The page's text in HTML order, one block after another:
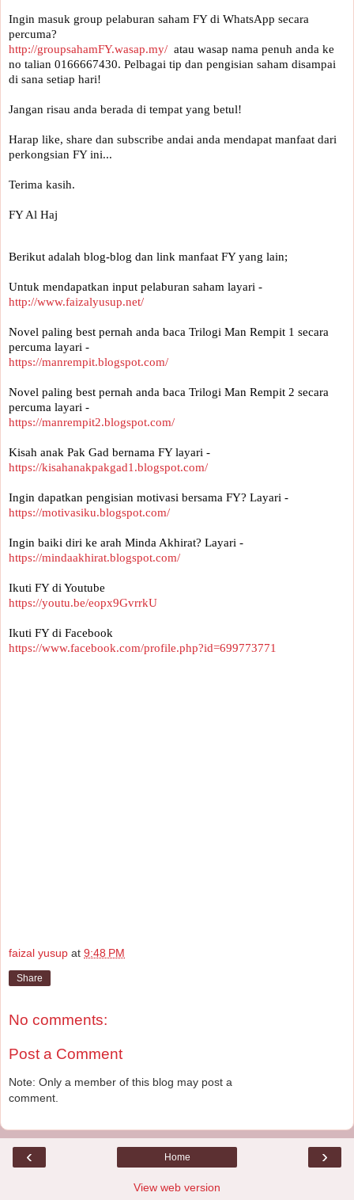
Ingin masuk group pelaburan saham FY di WhatsApp secara
percuma?
http://groupsahamFY.wasap.my/
  atau wasap nama penuh anda ke
no talian 0166667430. Pelbagai tip dan pengisian saham disampai
di sana setiap hari!
Jangan risau anda berada di tempat yang betul!
Harap like, share dan subscribe andai anda mendapat manfaat dari
perkongsian FY ini...
Terima kasih.
FY Al Haj
Berikut adalah blog-blog dan link manfaat FY yang lain;
Untuk mendapatkan input pelaburan saham layari -
http://www.faizalyusup.net/
Novel paling best pernah anda baca Trilogi Man Rempit 1 secara
percuma layari -
https://manrempit.blogspot.com/
Novel paling best pernah anda baca Trilogi Man Rempit 2 secara
percuma layari -
https://manrempit2.blogspot.com/
Kisah anak Pak Gad bernama FY layari -
https://kisahanakpakgad1.blogspot.com/
Ingin dapatkan pengisian motivasi bersama FY? Layari -
https://motivasiku.blogspot.com/
Ingin baiki diri ke arah Minda Akhirat? Layari -
https://mindaakhirat.blogspot.com/
Ikuti FY di Youtube
https://youtu.be/eopx9GvrrkU
Ikuti FY di Facebook
https://www.facebook.com/profile.php?id=699773771
faizal yusup at 9:48 PM
Share
No comments:
Post a Comment
Note: Only a member of this blog may post a
comment.
‹ ›
Home
View web version